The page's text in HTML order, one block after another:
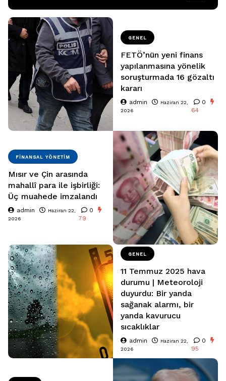
GENEL
FETÖ’nün yeni finans
yapılanmasına yönelik
soruşturmada 16 gözaltı
kararı
admin
Haziran 22,
2026
0
64
FINANSAL YÖNETIM
Mısır ve Çin arasında
mahallî para ile işbirliği:
Üç muahede imzalandı
admin
Haziran 22,
2026
0
79
GENEL
11 Temmuz 2025 hava
durumu | Meteoroloji
duyurdu: Bir yanda
sağanak alarmı, bir
yanda kavurucu
sıcaklıklar
admin
Haziran 22,
2026
0
95